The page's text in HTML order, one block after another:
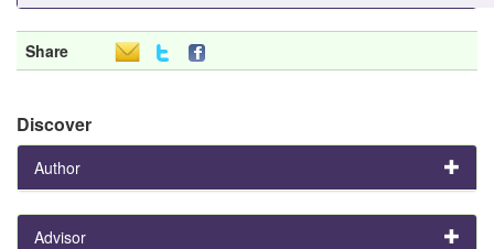
Share
Discover
Author
Advisor